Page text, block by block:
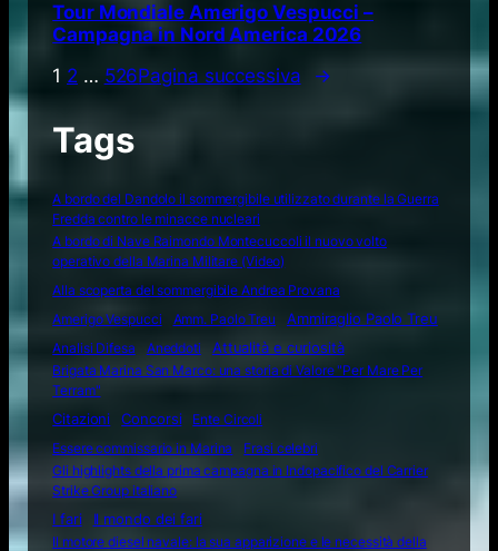
Tour Mondiale Amerigo Vespucci –
Campagna in Nord America 2026
1 2 … 526Pagina successiva →
Tags
A bordo del Dandolo il sommergibile utilizzato durante la Guerra
Fredda contro le minacce nucleari
A bordo di Nave Raimondo Montecuccoli il nuovo volto
operativo della Marina Militare (Video)
Alla scoperta del sommergibile Andrea Provana
Amerigo Vespucci
Amm. Paolo Treu
Ammiraglio Paolo Treu
Analisi Difesa
Aneddoti Attualità e curiosità
Brigata Marina San Marco: una storia di Valore "Per Mare Per
Terram"
Citazioni
Concorsi
Ente Circoli
Essere commissario in Marina
Frasi celebri
Gli highlights della prima campagna in Indopacifico del Carrier
Strike Group italiano
I fari
Il mondo dei fari
Il motore diesel navale: la sua apparizione e le necessità della